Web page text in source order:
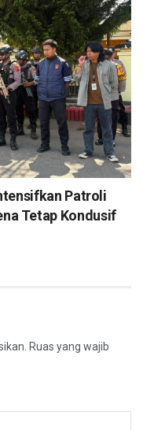
Patroli
Tetap Kondusif
Ruas yang wajib